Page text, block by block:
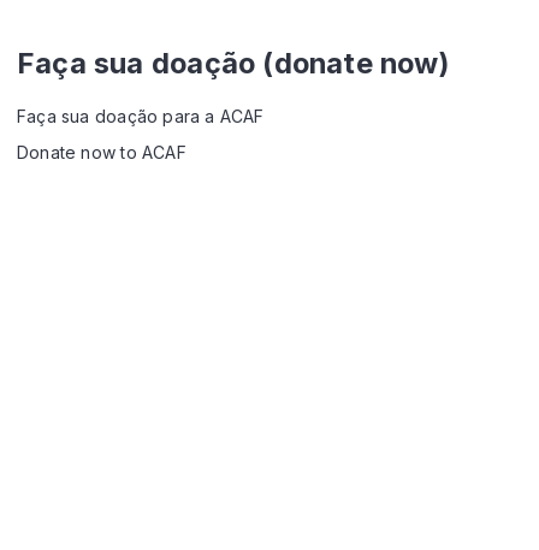
Faça sua doação (donate now)
Faça sua doação para a ACAF
Donate now to ACAF